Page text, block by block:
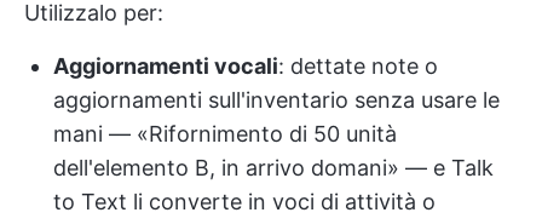
Utilizzalo per:
Aggiornamenti vocali: dettate note o
aggiornamenti sull'inventario senza usare le
mani — «Rifornimento di 50 unità
dell'elemento B, in arrivo domani» — e Talk
to Text li converte in voci di attività o